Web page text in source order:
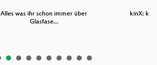
Alles was ihr schon immer über
Glasfase…
kinX: